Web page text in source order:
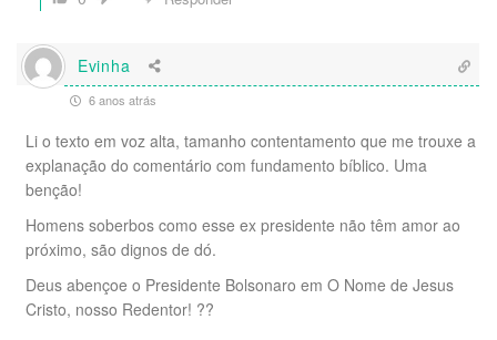
Evinha
6 anos atrás
Li o texto em voz alta, tamanho contentamento que me trouxe a
explanação do comentário com fundamento bíblico. Uma
benção!
Homens soberbos como esse ex presidente não têm amor ao
próximo, são dignos de dó.
Deus abençoe o Presidente Bolsonaro em O Nome de Jesus
Cristo, nosso Redentor! ??